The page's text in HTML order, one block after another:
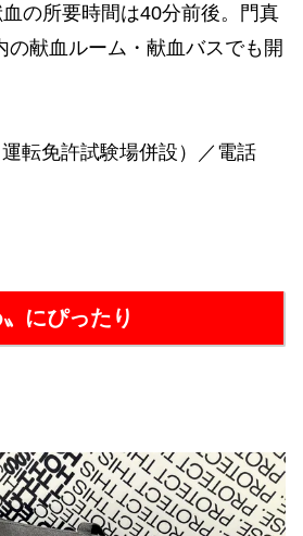
の所要時間は40分前後。門真
の献血ルーム・献血バスでも開
運転免許試験場併設）／電話
にぴったり